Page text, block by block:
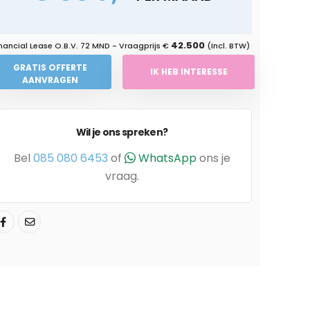
Lease O.B.V. 72 MND - Vraagprijs € 42.500 (Incl. BTW)
GRATIS OFFERTE
AANVRAGEN
IK HEB INTERESSE
Wil je ons spreken?
Bel 085 080 6453 of WhatsAppons je
vraag.